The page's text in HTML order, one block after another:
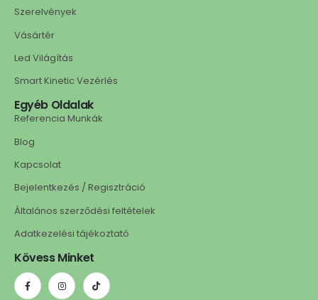
Szerelvények
Vásártér
Led Világítás
Smart Kinetic Vezérlés
Egyéb Oldalak
Referencia Munkák
Blog
Kapcsolat
Bejelentkezés / Regisztráció
Általános szerződési feltételek
Adatkezelési tájékoztató
Kövess Minket